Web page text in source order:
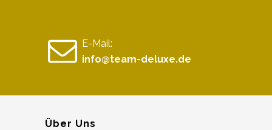
E-Mail:
info@team-deluxe.de
Über Uns